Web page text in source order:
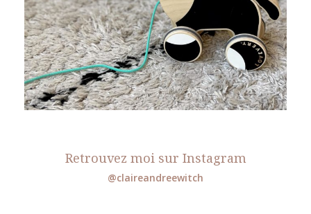
Retrouvez moi sur Instagram
@claireandreewitch